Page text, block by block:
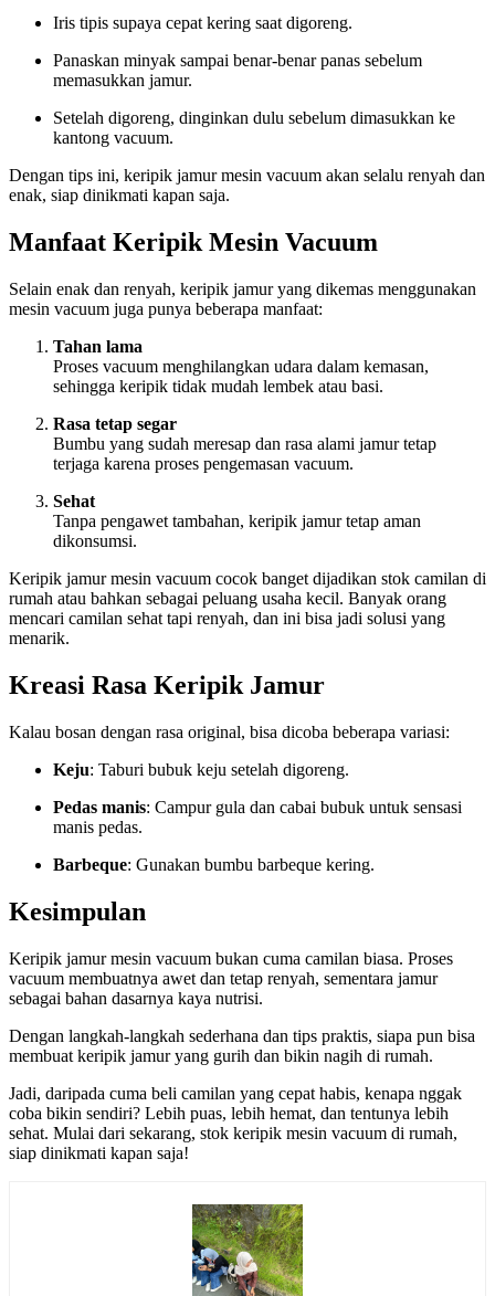
Iris tipis supaya cepat kering saat digoreng.
Panaskan minyak sampai benar-benar panas sebelum
memasukkan jamur.
Setelah digoreng, dinginkan dulu sebelum dimasukkan ke
kantong vacuum.
Dengan tips ini, keripik jamur mesin vacuum akan selalu renyah dan
enak, siap dinikmati kapan saja.
Manfaat Keripik Mesin Vacuum
Selain enak dan renyah, keripik jamur yang dikemas menggunakan
mesin vacuum juga punya beberapa manfaat:
Tahan lama
Proses vacuum menghilangkan udara dalam kemasan,
sehingga keripik tidak mudah lembek atau basi.
Rasa tetap segar
Bumbu yang sudah meresap dan rasa alami jamur tetap
terjaga karena proses pengemasan vacuum.
Sehat
Tanpa pengawet tambahan, keripik jamur tetap aman
dikonsumsi.
Keripik jamur mesin vacuum cocok banget dijadikan stok camilan di
rumah atau bahkan sebagai peluang usaha kecil. Banyak orang
mencari camilan sehat tapi renyah, dan ini bisa jadi solusi yang
menarik.
Kreasi Rasa Keripik Jamur
Kalau bosan dengan rasa original, bisa dicoba beberapa variasi:
Keju: Taburi bubuk keju setelah digoreng.
Pedas manis: Campur gula dan cabai bubuk untuk sensasi
manis pedas.
Barbeque: Gunakan bumbu barbeque kering.
Kesimpulan
Keripik jamur mesin vacuum bukan cuma camilan biasa. Proses
vacuum membuatnya awet dan tetap renyah, sementara jamur
sebagai bahan dasarnya kaya nutrisi.
Dengan langkah-langkah sederhana dan tips praktis, siapa pun bisa
membuat keripik jamur yang gurih dan bikin nagih di rumah.
Jadi, daripada cuma beli camilan yang cepat habis, kenapa nggak
coba bikin sendiri? Lebih puas, lebih hemat, dan tentunya lebih
sehat. Mulai dari sekarang, stok keripik mesin vacuum di rumah,
siap dinikmati kapan saja!